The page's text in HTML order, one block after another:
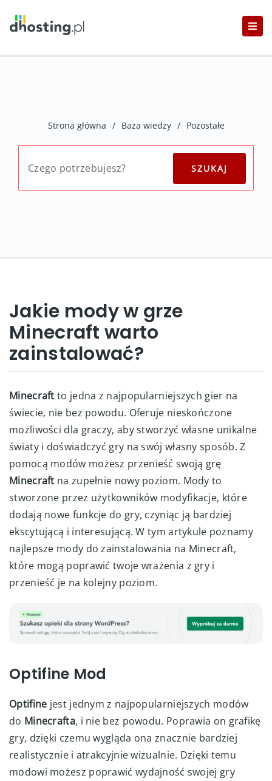
Strona główna / Baza wiedzy / Pozostałe
Jakie mody w grze
Minecraft warto
zainstalować?
Minecraft to jedna z najpopularniejszych gier na
świecie, nie bez powodu. Oferuje nieskończone
możliwości dla graczy, aby stworzyć własne unikalne
światy i doświadczyć gry na swój własny sposób. Z
pomocą modów możesz przenieść swoją grę
Minecraft na zupełnie nowy poziom. Mody to
stworzone przez użytkowników modyfikacje, które
dodają nowe funkcje do gry, czyniąc ją bardziej
ekscytującą i interesującą. W tym artykule poznamy
najlepsze mody do zainstalowania na Minecraft,
które mogą poprawić twoje wrażenia z gry i
przenieść je na kolejny poziom.
Optifine Mod
Optifine jest jednym z najpopularniejszych modów
do Minecrafta, i nie bez powodu. Poprawia on grafikę
gry, dzięki czemu wygląda ona znacznie bardziej
realistycznie i atrakcyjnie wizualnie. Dzięki temu
modowi możesz poprawić wydajność swojej gry